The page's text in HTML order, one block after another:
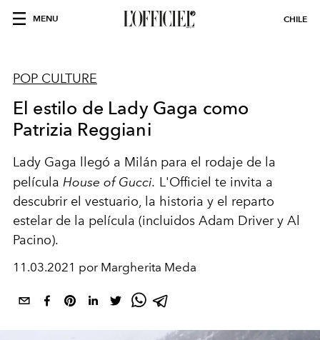
MENU CHILE
POP CULTURE
El estilo de Lady Gaga como
Patrizia Reggiani
Lady Gaga llegó a Milán para el rodaje de la
película House of Gucci. L'Officiel te invita a
descubrir el vestuario, la historia y el reparto
estelar de la película (incluidos Adam Driver y Al
Pacino).
11.03.2021 por Margherita Meda